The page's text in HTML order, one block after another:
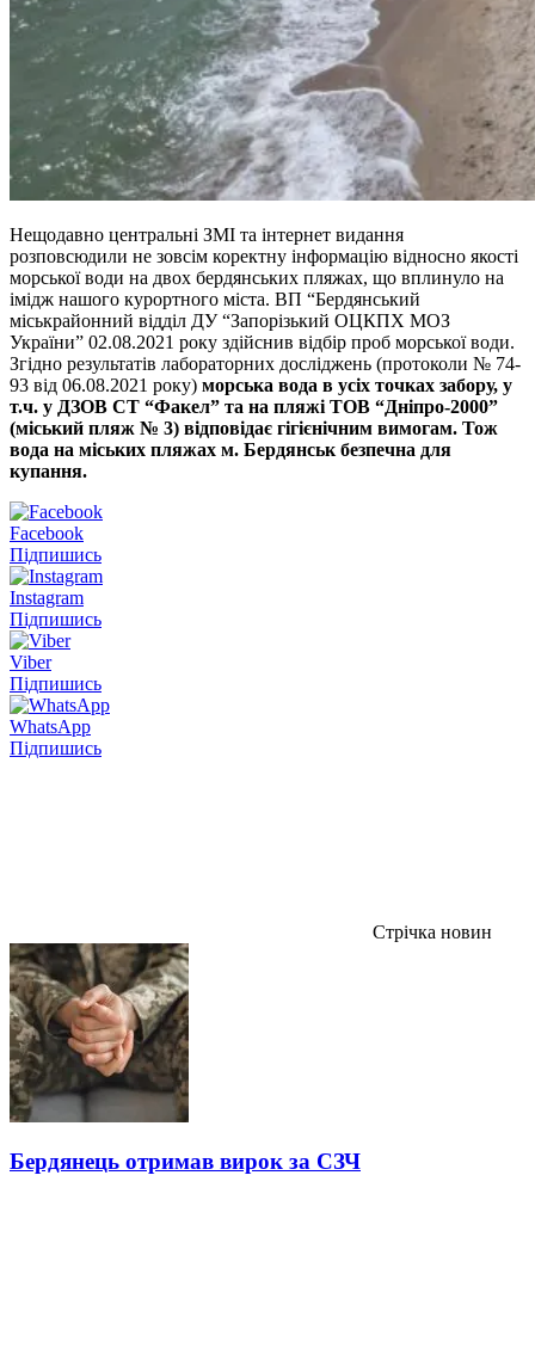
Нещодавно центральні ЗМІ та інтернет видання
розповсюдили не зовсім коректну інформацію відносно якості
морської води на двох бердянських пляжах, що вплинуло на
імідж нашого курортного міста. ВП “Бердянський
міськрайонний відділ ДУ “Запорізький ОЦКПХ МОЗ
України” 02.08.2021 року здійснив відбір проб морської води.
Згідно результатів лабораторних досліджень (протоколи № 74-
93 від 06.08.2021 року) морська вода в усіх точках забору, у
т.ч. у ДЗОВ СТ “Факел” та на пляжі ТОВ “Дніпро-2000”
(міський пляж № 3) відповідає гігієнічним вимогам. Тож
вода на міських пляжах м. Бердянськ безпечна для
купання.
Facebook
Підпишись
Instagram
Підпишись
Viber
Підпишись
WhatsApp
Підпишись
Стрічка новин
Бердянець отримав вирок за СЗЧ